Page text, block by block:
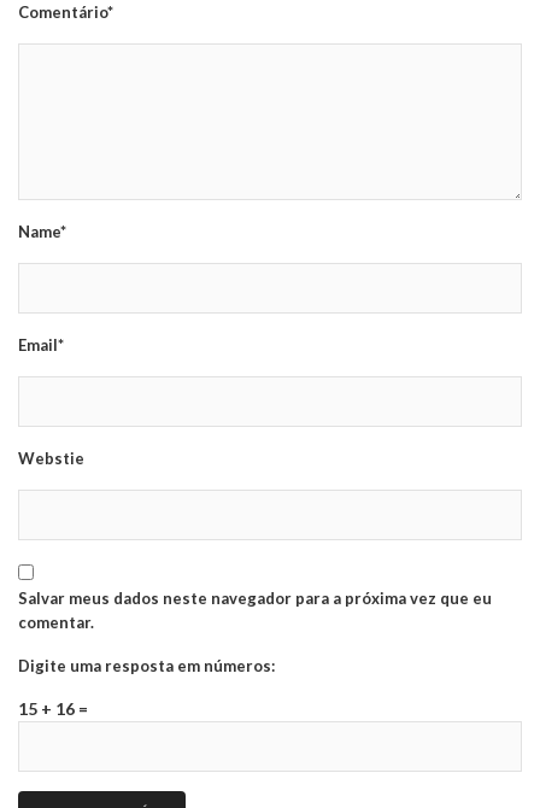
Comentário*
Name*
Email*
Webstie
Salvar meus dados neste navegador para a próxima vez que eu
comentar.
Digite uma resposta em números:
15 + 16 =